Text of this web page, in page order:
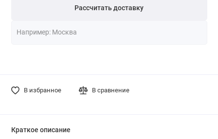
Рассчитать доставку
В избранное В сравнение
Краткое описание